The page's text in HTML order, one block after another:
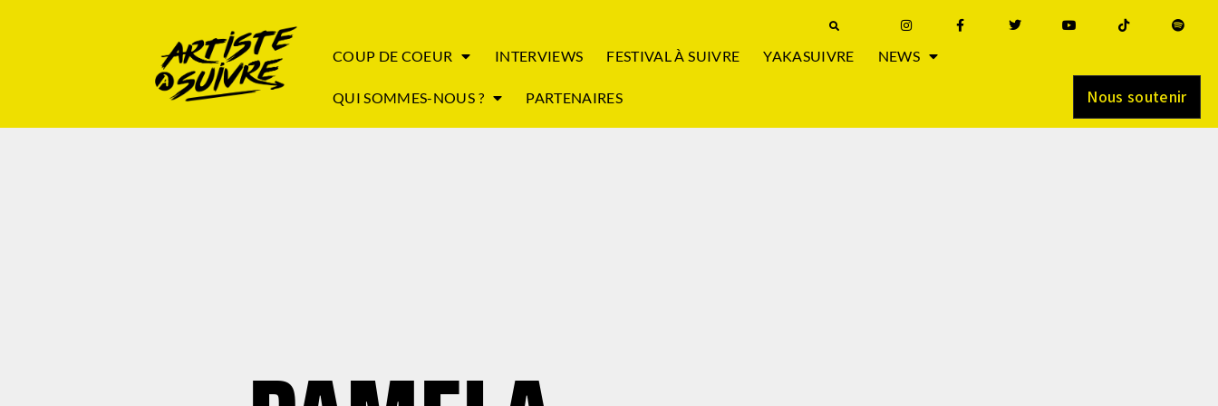
COUP DE COEUR INTERVIEWS FESTIVAL À SUIVRE YAKASUIVRE NEWS
QUI SOMMES-NOUS ? PARTENAIRES Nous soutenir